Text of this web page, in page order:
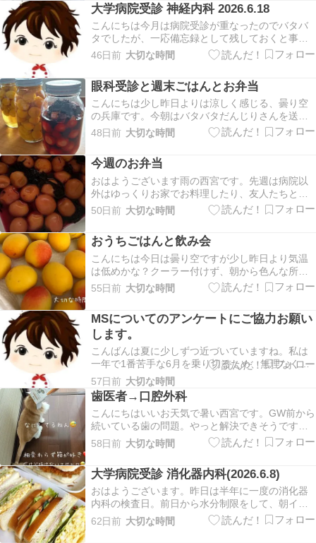
間1時前には到着。早過ぎたくらいです。5年くら
いになる…
大学病院受診 神経内科 2026.6.18
こんにちは今月は病院受診が重なったのでバタバ
タでしたが、一応備忘録として残しておくと事に
します。6/18(木曜日)は２ヶ月に一度の神経内科受
診でした。予約のとってもくれていた日が都合悪
時1番でしたが、タイサブリの人からだからかな？
呼…
46日前 大切な時間
眼科受診と週末ごはんとお弁当
こんにちは少し昨日よりは涼しく感じる、曇り空
の兵庫です。今朝はバタバタだんじりさんを送り
出してから洗濯干して、顔を整えて7時15分に出
発。まずは大学病院歯科部へ。歯科部へはほぼ渋
も待ち時間なく呼ばれ、会計を済ませて9時20分に
は歯科…
48日前 大切な時間
今週のお弁当
おはようございます雨の西宮です。先週は病院以
外はゆっくりお家でお料理したり、友人たちと電
話でお喋りしたりと楽しく過ごしました。月曜日
のお弁当はこちらパークチャップ、カニカマネギ
き、ブロッコリーとウィンナー。火曜日は白身魚
のフライ、筑前煮…
50日前 大切な時間
おうちごはんと飲み会
こんにちは今日は曇り空ですが少し昨日より気温
は低めかな？クーラー付けず、朝から色んな所を
大掃除しました。土曜日はオープン前から西宮ガ
ーデンズに出掛け、私は紫外線で色が変わるメガ
なり時間がかかったので、お昼はローゲンマイヤ
ーで海老カツサ…
55日前 大切な時間
MSについてのアンケートにご協力お願い
します。
こんばんは夏に少しずつ近づいていますね。私は
一年で1番苦手な6月を乗り切るため、無理なく楽
しく過ごしています。MSLife♪も少しずつ変えてい
こうと、管理人の入れ替えする方向で進めていま
すので、次回の秋以降に報告できると思います
が、今回下記の内容のご協力をお願いしたくアッ
プして…
57日前 大切な時間
歯医者→口腔外科
こんにちはいいお天気で暑い西宮です。GW前から
続いている歯の問題。やっと解決できそうです。
高校生の時、上の親知らずを抜き、下はあるもの
の放置。8年くらい前に化膿して来て、西宮の総合
らも抜きにくいと言われ、持病もあるので大学病
院紹介する…
58日前 大切な時間
大学病院受診 消化器内科(2026.6.8)
おはようございます。昨日は半年に一度の消化器
内科の検査日。前日から水分制限をして、朝イチ
から検査でした。検査って言っても、お腹出して
エコー30分程して貰うのと採血だけなんですけど
62日前 大切な時間